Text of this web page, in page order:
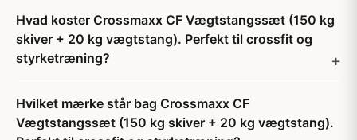
Hvad koster Crossmaxx CF Vægtstangssæt (150 kg
skiver + 20 kg vægtstang). Perfekt til crossfit og
styrketræning?
Hvilket mærke står bag Crossmaxx CF
Vægtstangssæt (150 kg skiver + 20 kg vægtstang).